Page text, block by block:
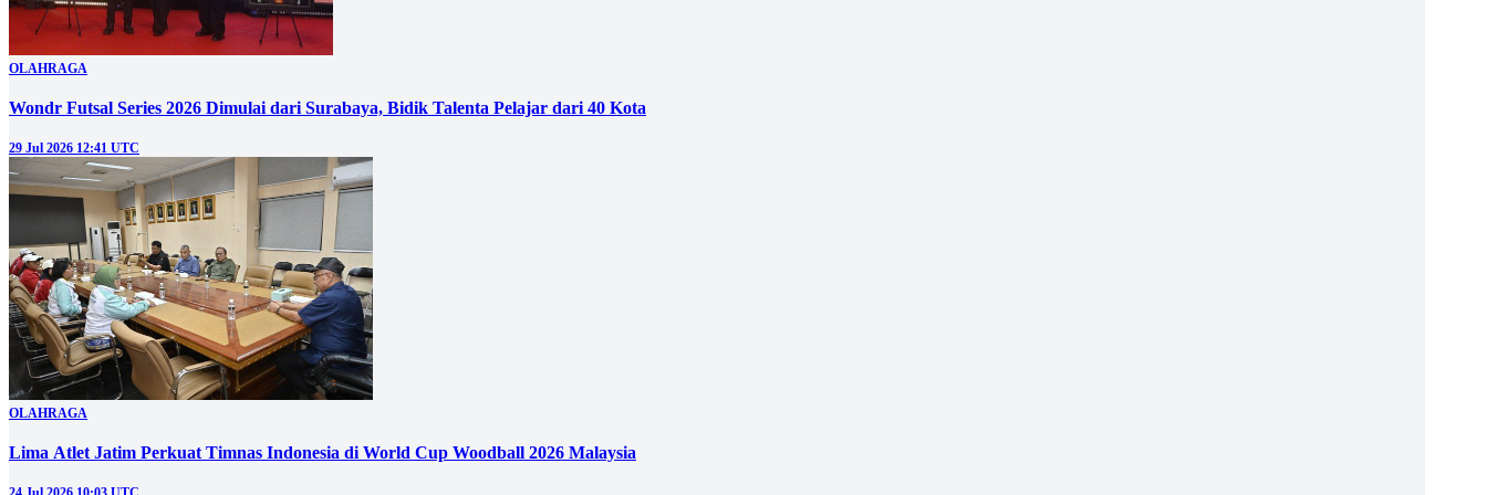
OLAHRAGA
Wondr Futsal Series 2026 Dimulai dari Surabaya, Bidik Talenta Pelajar dari 40 Kota
29 Jul 2026 12:41 UTC
OLAHRAGA
Lima Atlet Jatim Perkuat Timnas Indonesia di World Cup Woodball 2026 Malaysia